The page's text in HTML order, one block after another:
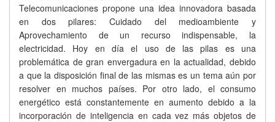
Telecomunicaciones propone una idea innovadora basada
en dos pilares: Cuidado del medioambiente y
Aprovechamiento de un recurso indispensable, la
electricidad. Hoy en día el uso de las pilas es una
problemática de gran envergadura en la actualidad, debido
a que la disposición final de las mismas es un tema aún por
resolver en muchos países. Por otro lado, el consumo
energético está constantemente en aumento debido a la
incorporación de inteligencia en cada vez más objetos de